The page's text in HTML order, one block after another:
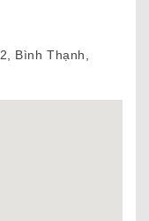
Bình Thạnh,